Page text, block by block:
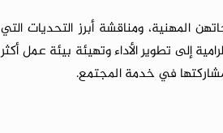
المهنية، ومناقشة أبرز التحديات التي
إلى تطوير الأداء وتهيئة بيئة عمل أكثر
في خدمة المجتمع.